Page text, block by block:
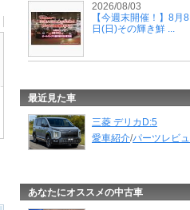
2026/08/03
【今週末開催！】8月
日(日)その輝き鮮 ...
最近見た車
三菱 デリカD:5
愛車紹介/パーツレビ
あなたにオススメの中古車